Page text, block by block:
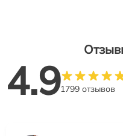
4.91799 отзывов